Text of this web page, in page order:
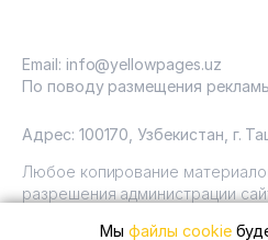
Email: info@yellowpages.uz
По поводу размещения
Адрес: 100170, Узбекистан, г.
Любое копирование
разрешения администрации
Copyright © Yellow Pages
Мыфайлы cookie